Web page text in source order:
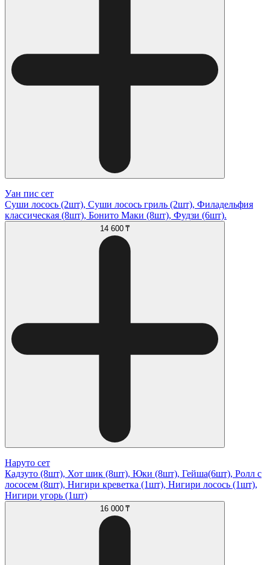
Уан пис сет
Суши лосось (2шт), Суши лосось гриль (2шт), Филадельфия
классическая (8шт), Бонито Маки (8шт), Фудзи (6шт).
14 600 ₸
Наруто сет
Кадзуто (8шт), Хот шик (8шт), Юки (8шт), Гейша(6шт), Ролл с
лососем (8шт), Нигири креветка (1шт), Нигири лосось (1шт),
Нигири угорь (1шт)
16 000 ₸